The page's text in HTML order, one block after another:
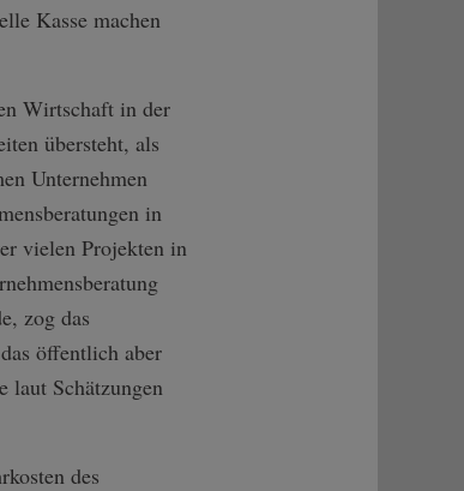
Kasse machen
Wirtschaft in der
übersteht, als
Unternehmen
in
vielen Projekten in
zog das
öffentlich aber
laut Schätzungen
des